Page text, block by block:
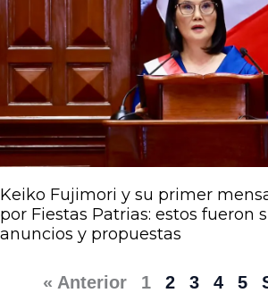
Keiko Fujimori y su primer
por Fiestas Patrias: estos fueron
anuncios y propuestas
« Anterior 1 2 3 4 5